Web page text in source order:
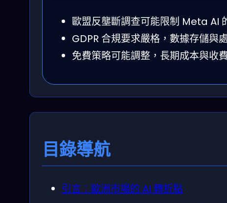
歐盟反壟斷調查可能限制 Meta AI
GDPR 合規要求嚴格，數據存儲與
免費策略可能調整，長期成本與收
目錄導航
引言：歐洲市場的 AI 轉折點